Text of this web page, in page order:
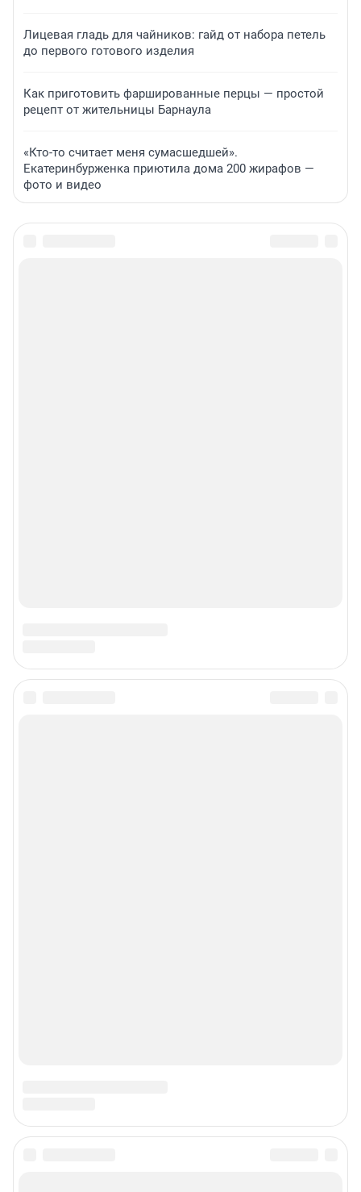
Лицевая гладь для чайников: гайд от набора петель
до первого готового изделия
Как приготовить фаршированные перцы — простой
рецепт от жительницы Барнаула
«Кто-то считает меня сумасшедшей».
Екатеринбурженка приютила дома 200 жирафов —
фото и видео